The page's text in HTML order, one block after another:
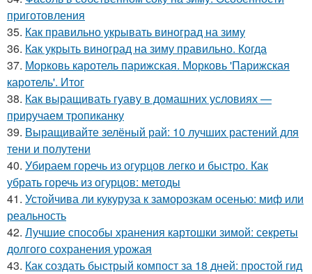
приготовления
35. Как правильно укрывать виноград на зиму
36. Как укрыть виноград на зиму правильно. Когда
37. Морковь каротель парижская. Морковь 'Парижская
каротель'. Итог
38. Как выращивать гуаву в домашних условиях —
приручаем тропиканку
39. Выращивайте зелёный рай: 10 лучших растений для
тени и полутени
40. Убираем горечь из огурцов легко и быстро. Как
убрать горечь из огурцов: методы
41. Устойчива ли кукуруза к заморозкам осенью: миф или
реальность
42. Лучшие способы хранения картошки зимой: секреты
долгого сохранения урожая
43. Как создать быстрый компост за 18 дней: простой гид